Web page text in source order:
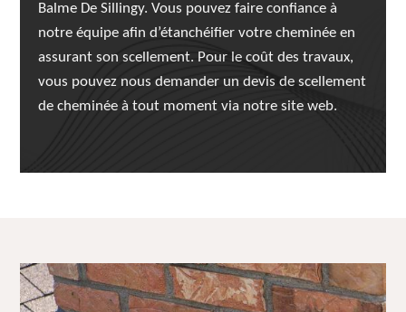
Balme De Sillingy. Vous pouvez faire confiance à
notre équipe afin d’étanchéifier votre cheminée en
assurant son scellement. Pour le coût des travaux,
vous pouvez nous demander un devis de scellement
de cheminée à tout moment via notre site web.